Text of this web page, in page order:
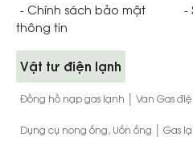
- Chính sách bảo mật
thông tin
-
Vật tư điện lạnh
Đồng hồ nạp gas lạnh | Van Gas
Dụng cụ nong ống, Uốn ống | Gas